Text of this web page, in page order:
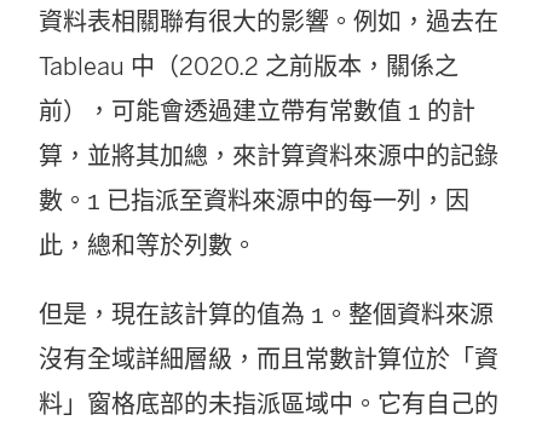
資料表相關聯有很大的影響。例如，過去在
Tableau 中（2020.2 之前版本，關係之
前），可能會透過建立帶有常數值 1 的計
算，並將其加總，來計算資料來源中的記錄
數。 1 已指派至資料來源中的每一列，因
此，總和等於列數。
但是，現在該計算的值為 1 。整個資料來源
沒有全域詳細層級，而且常數計算位於「資
料」窗格底部的未指派區域中。它有自己的